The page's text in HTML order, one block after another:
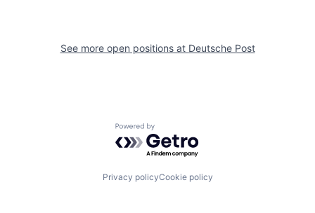
See more open positions at Deutsche Post
Powered by Getro.com
Privacy policyCookie policy